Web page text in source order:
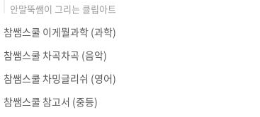
안말뚝쌤이 그리는 클립아트
참쌤스쿨 이게뭘과학 (과학)
참쌤스쿨 차곡차곡 (음악)
참쌤스쿨 차밍글리쉬 (영어)
참쌤스쿨 참고서 (중등)